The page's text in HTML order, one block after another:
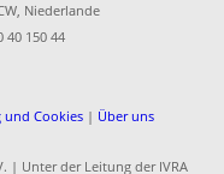
Niederlande
40 150 44
und Cookies | Über uns
| Unter der Leitung der IVRA